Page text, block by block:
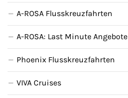
A-ROSA Flusskreuzfahrten
A-ROSA: Last Minute Angebote
Phoenix Flusskreuzfahrten
VIVA Cruises